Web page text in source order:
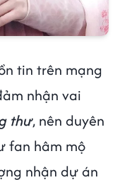
tin trên mạng
nhận vai
thư, nên duyên
fan hâm mộ
nhận dự án